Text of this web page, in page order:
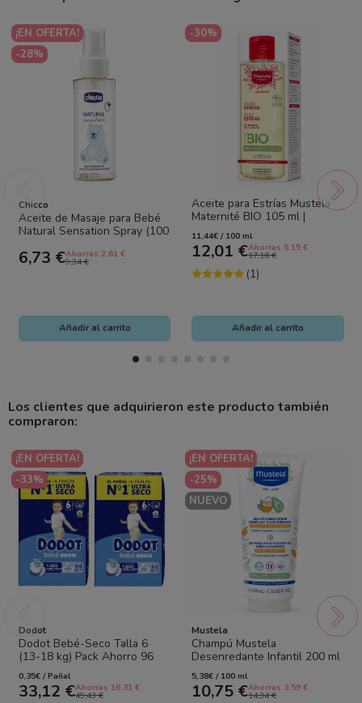
¡EN OFERTA!
-28%
Chicco
Aceite de Masaje para Bebé
Natural Sensation Spray (100
6,73 €Ahorras 2.61 €
9,34 €
Añadir al carrito
-30%
Aceite para Estrías Mustela
Maternité BIO 105 ml |
Prevención y Cuidado de las
Estrías...
11,44€ / 100 ml
12,01 €Ahorras 5.15 €
17,16 €
(1)
Añadir al carrito
Los clientes que adquirieron este producto también
compraron:
¡EN OFERTA!
-33%
Dodot
Dodot Bebé-Seco Talla 6
(13-18 kg) Pack Ahorro 96
Pañales (2x48) – Máxima
Sequedad y...
0,35€ / Pañal
33,12 €Ahorras 16.31 €
49,43 €
¡EN OFERTA!
-25%
NUEVO
Mustela
Champú Mustela
Desenredante Infantil 200 ml
– Nutrición y Suavidad en
crema
5,38€ / 100 ml
10,75 €Ahorras 3.59 €
14,34 €